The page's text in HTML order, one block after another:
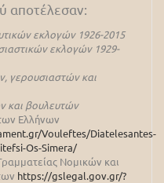
αποτέλεσαν:
εκλογών 1926-2015
εκλογών 1929-
γερουσιαστών και
και βουλευτών
Ελλήνων
Vouleftes/Diatelesantes-
Os-Simera/
Νομικών και
https://gslegal.gov.gr/?